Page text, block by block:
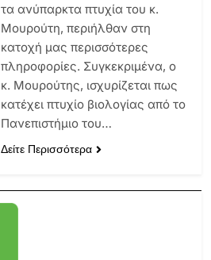
τα ανύπαρκτα πτυχία του κ.
Μουρούτη, περιήλθαν στη
κατοχή μας περισσότερες
πληροφορίες. Συγκεκριμένα, ο
κ. Μουρούτης, ισχυρίζεται πως
κατέχει πτυχίο βιολογίας από το
Πανεπιστήμιο του…
Δείτε Περισσότερα